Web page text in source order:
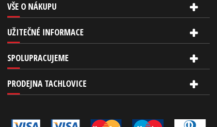
VŠE O NÁKUPU
UŽITEČNÉ INFORMACE
SPOLUPRACUJEME
PRODEJNA TACHLOVICE